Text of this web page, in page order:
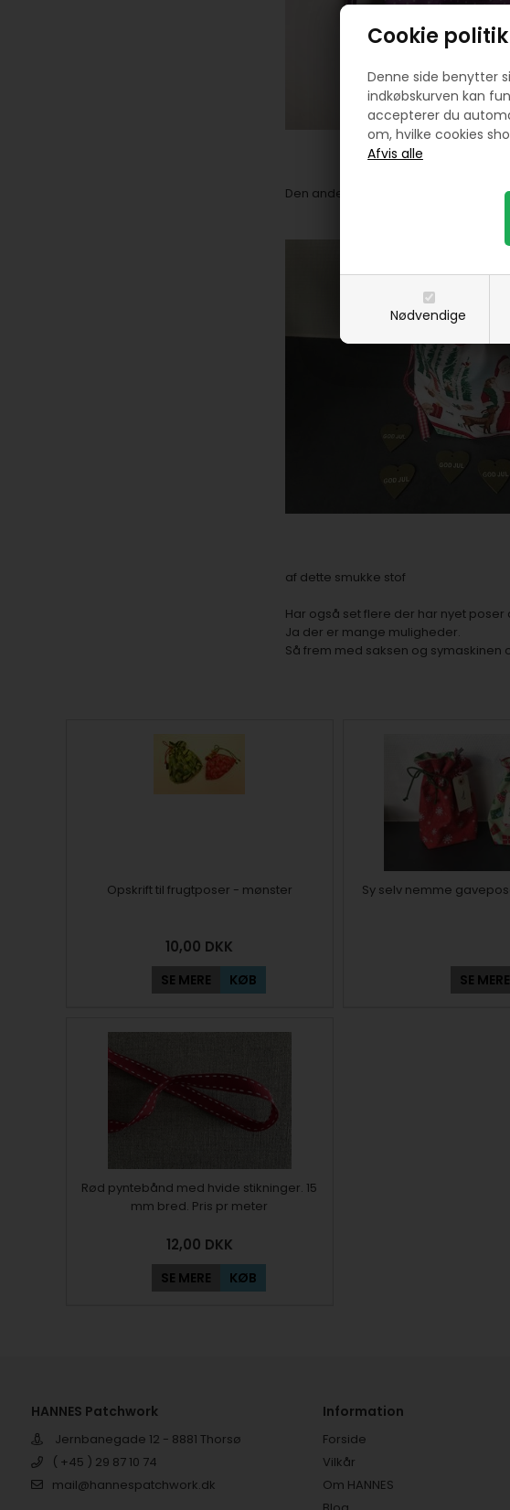
Cookie politik
Denne side benytter
indkøbskurven kan
accepterer du
om, hvilke cookies
Nødvendige
Den anden dag syede jeg denne
af dette smukke stof
Har også set flere der har nyet
Ja der er mange muligheder.
Så frem med saksen og
Opskrift til frugtposer - mønster
10,00 DKK
SE MERE KØB
Sy selv nemme
SE MERE
Rød pyntebånd med hvide stikninger. 15
mm bred. Pris pr meter
12,00 DKK
SE MERE KØB
HANNES Patchwork
Jernbanegade 12 - 8881 Thorsø
( +45 ) 29 87 10 74
mail@hannespatchwork.dk
Information
Forside
Vilkår
Om HANNES